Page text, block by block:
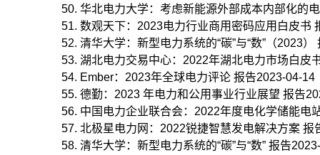
华北电力大学：考虑新能源外部成本内部化的
数观天下：2023电力行业商用密码应用白皮书
清华大学：新型电力系统的“碳”与“数”（2023
湖北电力交易中心：2022年湖北电力市场白皮
Ember：2023年全球电力评论 报告2023-04-14
德勤：2023 年电力和公用事业行业展望 报告
中国电力企业联合会：2022年度电化学储能电
北极星电力网：2022锐捷智慧发电解决方案 报
清华大学：新型电力系统的“碳”与“数” 报告